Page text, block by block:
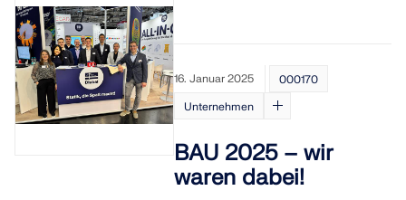
16. Januar 2025
000170
Unternehmen
BAU 2025 – wir
waren dabei!